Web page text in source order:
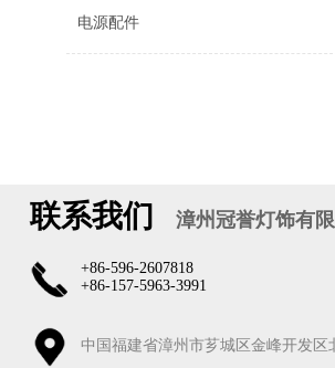
电源配件
联系我们 漳州冠誉灯饰有限
+86-596-2607818
+86-157-5963-3991
中国福建省漳州市芗城区金峰开发区